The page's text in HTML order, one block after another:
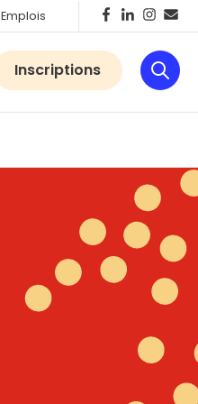
Emplois
Inscriptions